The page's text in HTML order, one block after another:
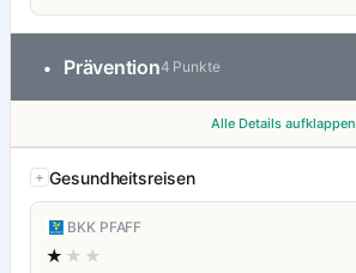
• Prävention4 Punkte
Alle Details aufklappen
Gesundheitsreisen
BKK PFAFF
★ ★★